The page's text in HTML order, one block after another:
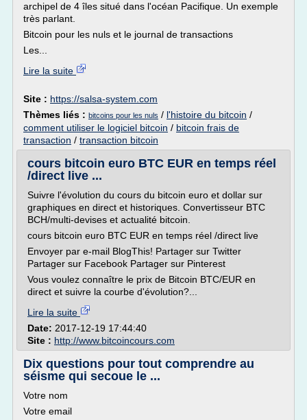
archipel de 4 îles situé dans l'océan Pacifique. Un exemple
très parlant.
Bitcoin pour les nuls et le journal de transactions
Les...
Lire la suite
Site : https://salsa-system.com
Thèmes liés : bitcoins pour les nuls / l'histoire du bitcoin /
comment utiliser le logiciel bitcoin / bitcoin frais de
transaction / transaction bitcoin
cours bitcoin euro BTC EUR en temps réel
/direct live ...
Suivre l'évolution du cours du bitcoin euro et dollar sur
graphiques en direct et historiques. Convertisseur BTC
BCH/multi-devises et actualité bitcoin.
cours bitcoin euro BTC EUR en temps réel /direct live
Envoyer par e-mail BlogThis! Partager sur Twitter
Partager sur Facebook Partager sur Pinterest
Vous voulez connaître le prix de Bitcoin BTC/EUR en
direct et suivre la courbe d'évolution?...
Lire la suite
Date: 2017-12-19 17:44:40
Site : http://www.bitcoincours.com
Dix questions pour tout comprendre au
séisme qui secoue le ...
Votre nom
Votre email